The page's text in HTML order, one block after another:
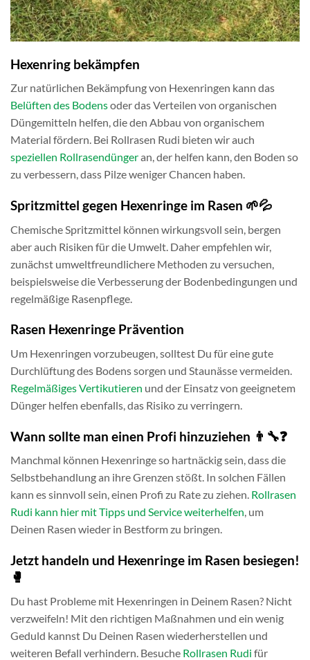
Hexenring bekämpfen
Zur natürlichen Bekämpfung von Hexenringen kann das
Belüften des Bodensoder das Verteilen von organischen
Düngemitteln helfen, die den Abbau von organischem
Material fördern. Bei Rollrasen Rudi bieten wir auch
speziellen Rollrasendüngeran, der helfen kann, den Boden so
zu verbessern, dass Pilze weniger Chancen haben.
Spritzmittel gegen Hexenringe im Rasen 🌱💦
Chemische Spritzmittel können wirkungsvoll sein, bergen
aber auch Risiken für die Umwelt. Daher empfehlen wir,
zunächst umweltfreundlichere Methoden zu versuchen,
beispielsweise die Verbesserung der Bodenbedingungen und
regelmäßige Rasenpflege.
Rasen Hexenringe Prävention
Um Hexenringen vorzubeugen, solltest Du für eine gute
Durchlüftung des Bodens sorgen und Staunässe vermeiden.
Regelmäßiges Vertikutieren und der Einsatz von geeignetem
Dünger helfen ebenfalls, das Risiko zu verringern.
Wann sollte man einen Profi hinzuziehen 👨‍🔧❓
Manchmal können Hexenringe so hartnäckig sein, dass die
Selbstbehandlung an ihre Grenzen stößt. In solchen Fällen
kann es sinnvoll sein, einen Profi zu Rate zu ziehen. Rollrasen
Rudi kann hier mit Tipps und Service weiterhelfen, um
Deinen Rasen wieder in Bestform zu bringen.
Jetzt handeln und Hexenringe im Rasen besiegen!
🥊
Du hast Probleme mit Hexenringen in Deinem Rasen? Nicht
verzweifeln! Mit den richtigen Maßnahmen und ein wenig
Geduld kannst Du Deinen Rasen wiederherstellen und
weiteren Befall verhindern. Besuche Rollrasen Rudi für